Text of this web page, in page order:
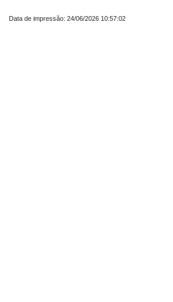
Data de impressão: 24/06/2026 10:57:02